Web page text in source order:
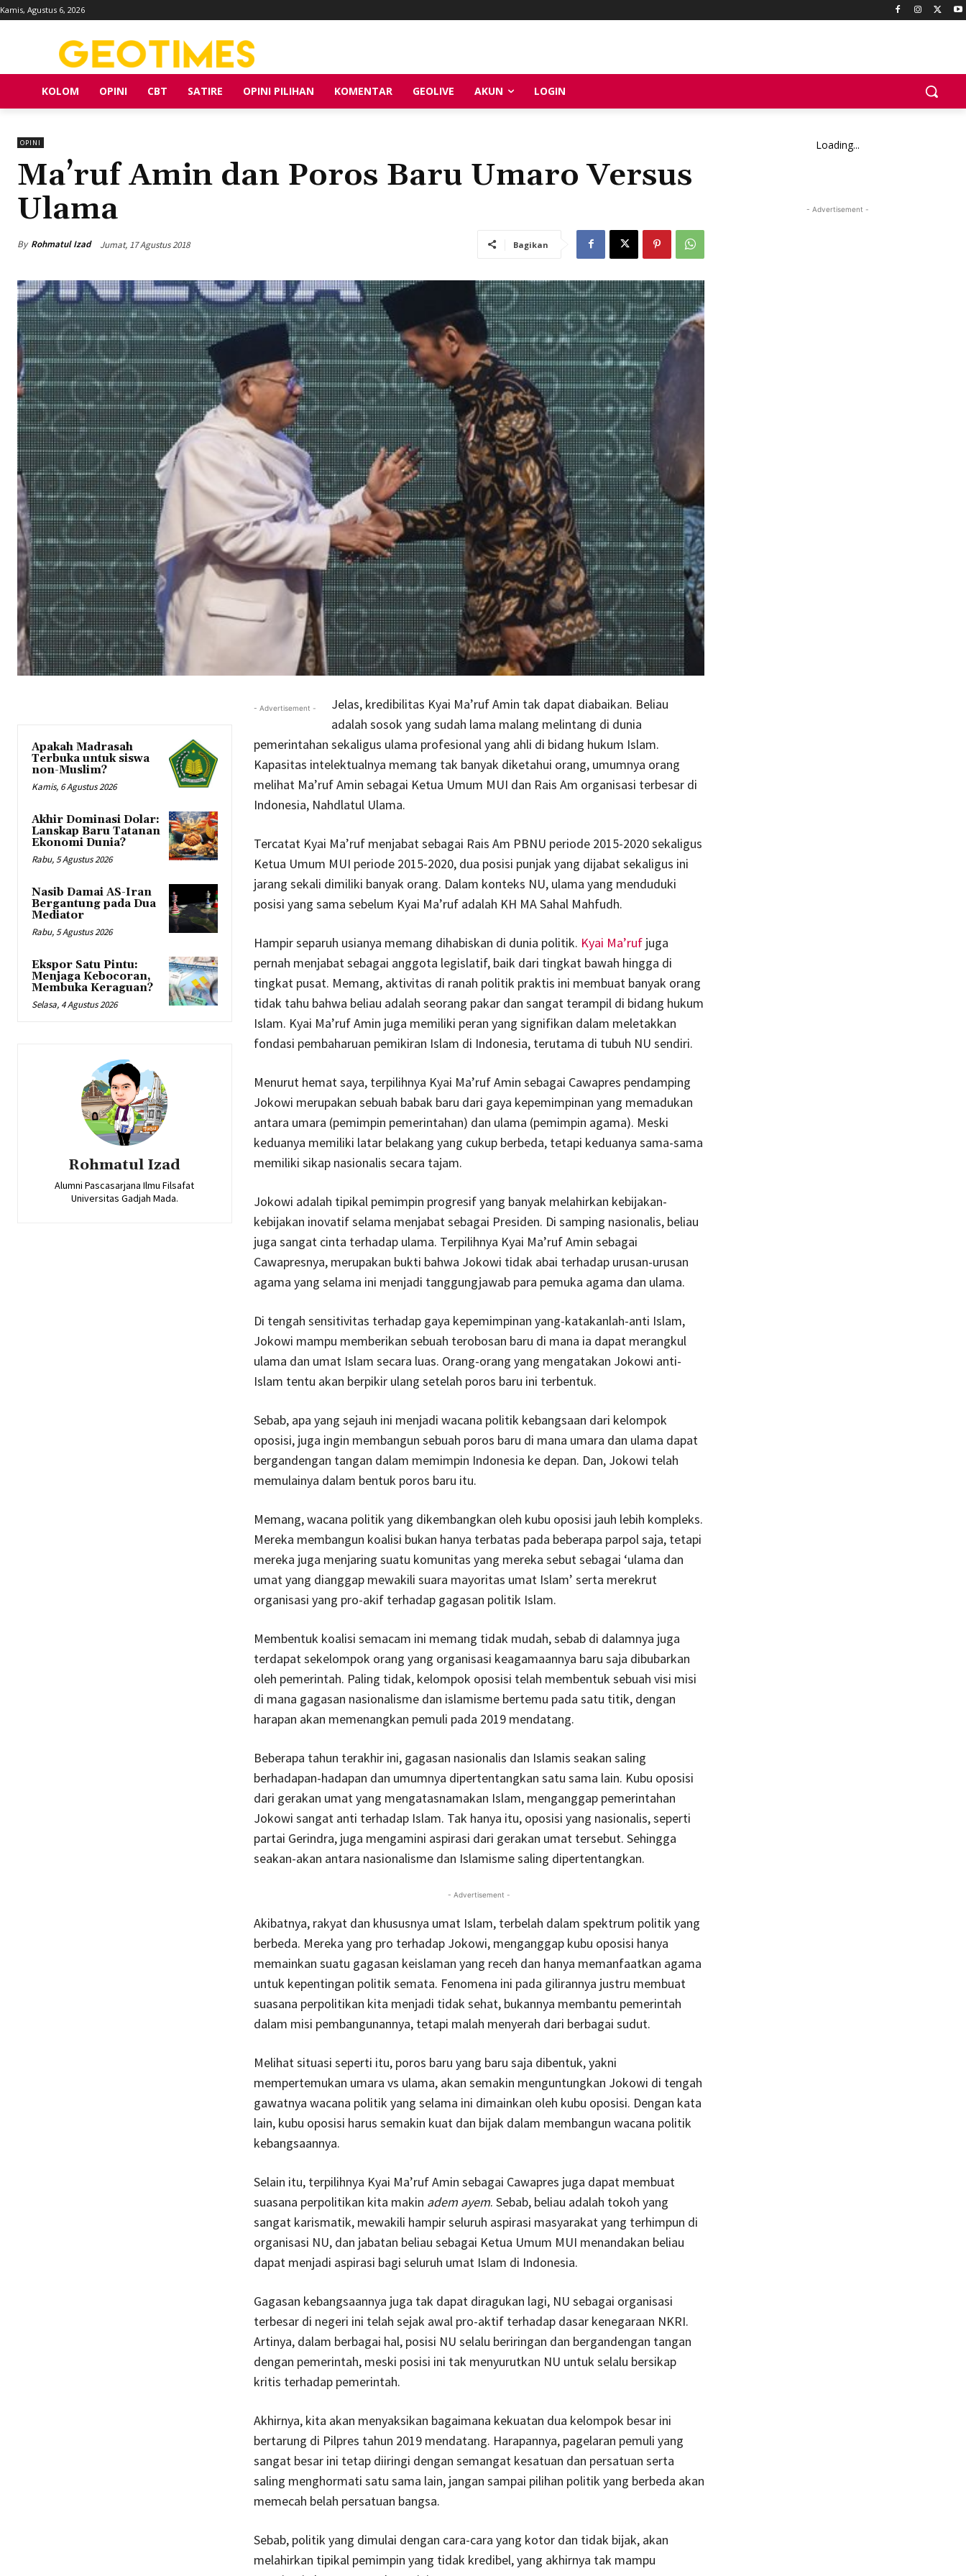
Kamis, Agustus 6, 2026
KOLOM OPINI CBT SATIRE OPINI PILIHAN KOMENTAR GEOLIVE AKUN LOGIN
OPINI
Ma’ruf Amin dan Poros Baru Umaro Versus
Ulama
By Rohmatul Izad Jumat, 17 Agustus 2018 Bagikan
Apakah Madrasah
Terbuka untuk siswa
non-Muslim?
Kamis, 6 Agustus 2026
Akhir Dominasi Dolar:
Lanskap Baru Tatanan
Ekonomi Dunia?
Rabu, 5 Agustus 2026
Nasib Damai AS-Iran
Bergantung pada Dua
Mediator
Rabu, 5 Agustus 2026
Ekspor Satu Pintu:
Menjaga Kebocoran,
Membuka Keraguan?
Selasa, 4 Agustus 2026
Rohmatul Izad
Alumni Pascasarjana Ilmu Filsafat
Universitas Gadjah Mada.
- Advertisement -
Jelas, kredibilitas Kyai Ma’ruf Amin tak dapat diabaikan. Beliau
adalah sosok yang sudah lama malang melintang di dunia
pemerintahan sekaligus ulama profesional yang ahli di bidang hukum Islam.
Kapasitas intelektualnya memang tak banyak diketahui orang, umumnya orang
melihat Ma’ruf Amin sebagai Ketua Umum MUI dan Rais Am organisasi terbesar di
Indonesia, Nahdlatul Ulama.
Tercatat Kyai Ma’ruf menjabat sebagai Rais Am PBNU periode 2015-2020 sekaligus
Ketua Umum MUI periode 2015-2020, dua posisi punjak yang dijabat sekaligus ini
jarang sekali dimiliki banyak orang. Dalam konteks NU, ulama yang menduduki
posisi yang sama sebelum Kyai Ma’ruf adalah KH MA Sahal Mahfudh.
Hampir separuh usianya memang dihabiskan di dunia politik. Kyai Ma’rufjuga
pernah menjabat sebagai anggota legislatif, baik dari tingkat bawah hingga di
tingkat pusat. Memang, aktivitas di ranah politik praktis ini membuat banyak orang
tidak tahu bahwa beliau adalah seorang pakar dan sangat terampil di bidang hukum
Islam. Kyai Ma’ruf Amin juga memiliki peran yang signifikan dalam meletakkan
fondasi pembaharuan pemikiran Islam di Indonesia, terutama di tubuh NU sendiri.
Menurut hemat saya, terpilihnya Kyai Ma’ruf Amin sebagai Cawapres pendamping
Jokowi merupakan sebuah babak baru dari gaya kepemimpinan yang memadukan
antara umara (pemimpin pemerintahan) dan ulama (pemimpin agama). Meski
keduanya memiliki latar belakang yang cukup berbeda, tetapi keduanya sama-sama
memiliki sikap nasionalis secara tajam.
Jokowi adalah tipikal pemimpin progresif yang banyak melahirkan kebijakan-
kebijakan inovatif selama menjabat sebagai Presiden. Di samping nasionalis, beliau
juga sangat cinta terhadap ulama. Terpilihnya Kyai Ma’ruf Amin sebagai
Cawapresnya, merupakan bukti bahwa Jokowi tidak abai terhadap urusan-urusan
agama yang selama ini menjadi tanggungjawab para pemuka agama dan ulama.
Di tengah sensitivitas terhadap gaya kepemimpinan yang-katakanlah-anti Islam,
Jokowi mampu memberikan sebuah terobosan baru di mana ia dapat merangkul
ulama dan umat Islam secara luas. Orang-orang yang mengatakan Jokowi anti-
Islam tentu akan berpikir ulang setelah poros baru ini terbentuk.
Sebab, apa yang sejauh ini menjadi wacana politik kebangsaan dari kelompok
oposisi, juga ingin membangun sebuah poros baru di mana umara dan ulama dapat
bergandengan tangan dalam memimpin Indonesia ke depan. Dan, Jokowi telah
memulainya dalam bentuk poros baru itu.
Memang, wacana politik yang dikembangkan oleh kubu oposisi jauh lebih kompleks.
Mereka membangun koalisi bukan hanya terbatas pada beberapa parpol saja, tetapi
mereka juga menjaring suatu komunitas yang mereka sebut sebagai ‘ulama dan
umat yang dianggap mewakili suara mayoritas umat Islam’ serta merekrut
organisasi yang pro-akif terhadap gagasan politik Islam.
Membentuk koalisi semacam ini memang tidak mudah, sebab di dalamnya juga
terdapat sekelompok orang yang organisasi keagamaannya baru saja dibubarkan
oleh pemerintah. Paling tidak, kelompok oposisi telah membentuk sebuah visi misi
di mana gagasan nasionalisme dan islamisme bertemu pada satu titik, dengan
harapan akan memenangkan pemuli pada 2019 mendatang.
Beberapa tahun terakhir ini, gagasan nasionalis dan Islamis seakan saling
berhadapan-hadapan dan umumnya dipertentangkan satu sama lain. Kubu oposisi
dari gerakan umat yang mengatasnamakan Islam, menganggap pemerintahan
Jokowi sangat anti terhadap Islam. Tak hanya itu, oposisi yang nasionalis, seperti
partai Gerindra, juga mengamini aspirasi dari gerakan umat tersebut. Sehingga
seakan-akan antara nasionalisme dan Islamisme saling dipertentangkan.
- Advertisement -
Akibatnya, rakyat dan khususnya umat Islam, terbelah dalam spektrum politik yang
berbeda. Mereka yang pro terhadap Jokowi, menganggap kubu oposisi hanya
memainkan suatu gagasan keislaman yang receh dan hanya memanfaatkan agama
untuk kepentingan politik semata. Fenomena ini pada gilirannya justru membuat
suasana perpolitikan kita menjadi tidak sehat, bukannya membantu pemerintah
dalam misi pembangunannya, tetapi malah menyerah dari berbagai sudut.
Melihat situasi seperti itu, poros baru yang baru saja dibentuk, yakni
mempertemukan umara vs ulama, akan semakin menguntungkan Jokowi di tengah
gawatnya wacana politik yang selama ini dimainkan oleh kubu oposisi. Dengan kata
lain, kubu oposisi harus semakin kuat dan bijak dalam membangun wacana politik
kebangsaannya.
Selain itu, terpilihnya Kyai Ma’ruf Amin sebagai Cawapres juga dapat membuat
suasana perpolitikan kita makin adem ayem. Sebab, beliau adalah tokoh yang
sangat karismatik, mewakili hampir seluruh aspirasi masyarakat yang terhimpun di
organisasi NU, dan jabatan beliau sebagai Ketua Umum MUI menandakan beliau
dapat menjadi aspirasi bagi seluruh umat Islam di Indonesia.
Gagasan kebangsaannya juga tak dapat diragukan lagi, NU sebagai organisasi
terbesar di negeri ini telah sejak awal pro-aktif terhadap dasar kenegaraan NKRI.
Artinya, dalam berbagai hal, posisi NU selalu beriringan dan bergandengan tangan
dengan pemerintah, meski posisi ini tak menyurutkan NU untuk selalu bersikap
kritis terhadap pemerintah.
Akhirnya, kita akan menyaksikan bagaimana kekuatan dua kelompok besar ini
bertarung di Pilpres tahun 2019 mendatang. Harapannya, pagelaran pemuli yang
sangat besar ini tetap diiringi dengan semangat kesatuan dan persatuan serta
saling menghormati satu sama lain, jangan sampai pilihan politik yang berbeda akan
memecah belah persatuan bangsa.
Sebab, politik yang dimulai dengan cara-cara yang kotor dan tidak bijak, akan
melahirkan tipikal pemimpin yang tidak kredibel, yang akhirnya tak mampu
Loading...
- Advertisement -